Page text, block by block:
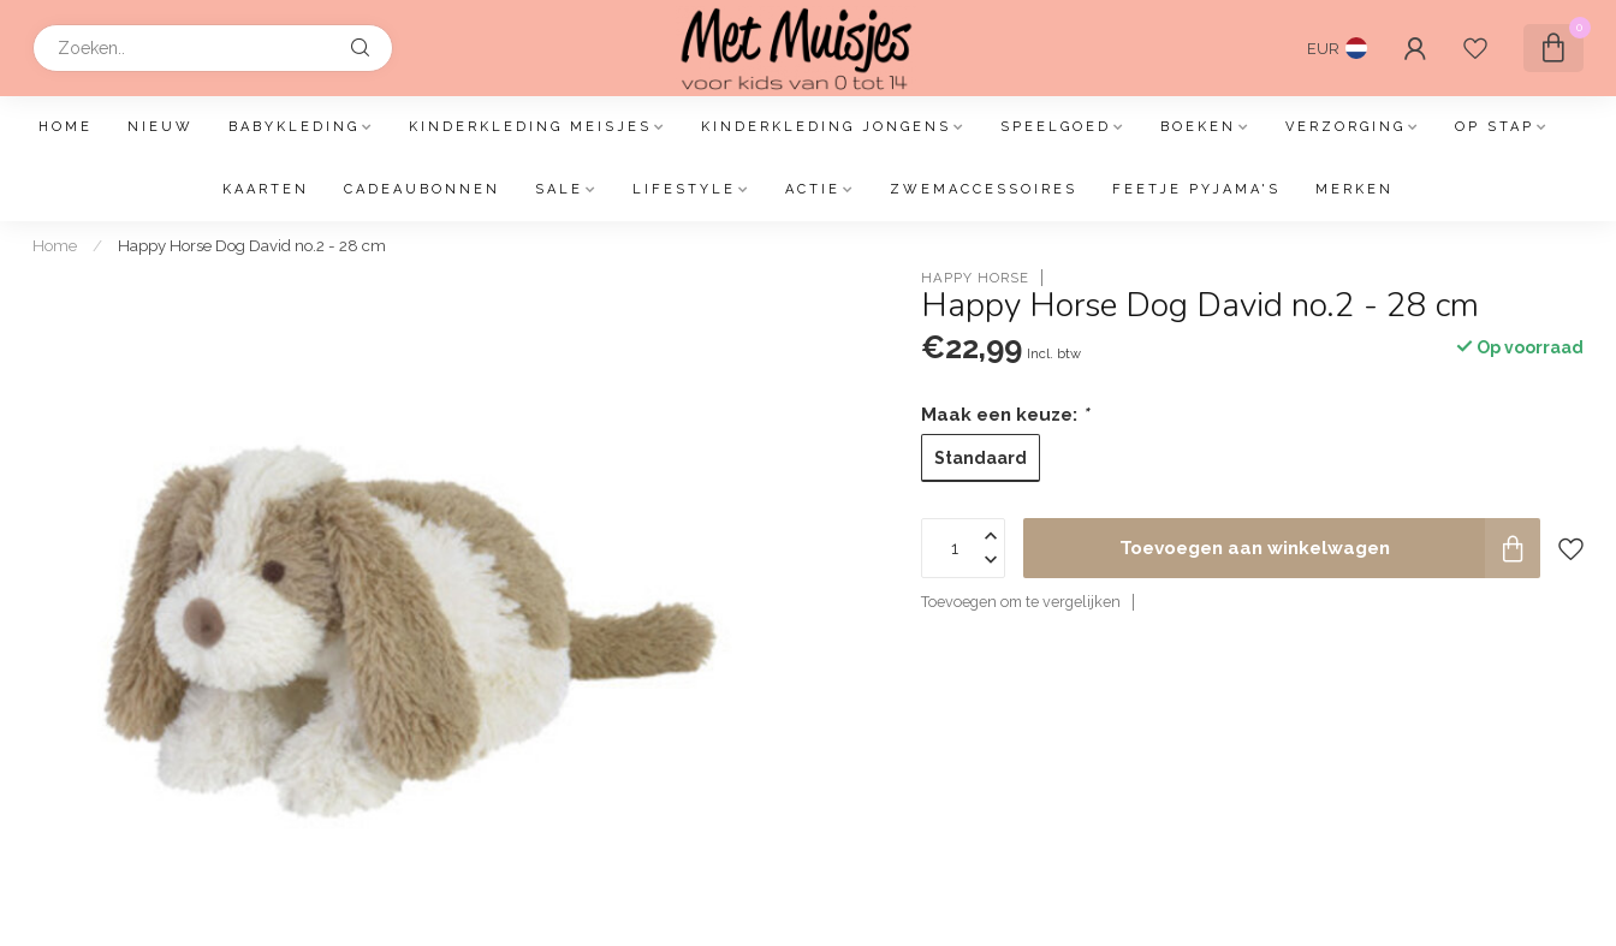
EUR
0
HOME NIEUW BABYKLEDING KINDERKLEDING MEISJES KINDERKLEDING JONGENS SPEELGOED BOEKEN VERZORGING OP STAP
KAARTEN CADEAUBONNEN SALE LIFESTYLE ACTIE ZWEMACCESSOIRES FEETJE PYJAMA'S MERKEN
Home / Happy Horse Dog David no.2 - 28 cm
HAPPY HORSE
Happy Horse Dog David no.2 - 28 cm
€22,99 Incl. btw Op voorraad
Maak een keuze: *
Standaard
Toevoegen aan winkelwagen
Toevoegen om te vergelijken